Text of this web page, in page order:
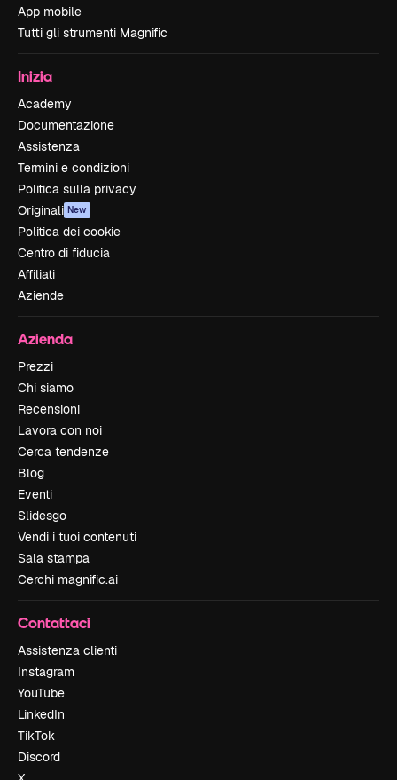
App mobile
Tutti gli strumenti Magnific
Inizia
Academy
Documentazione
Assistenza
Termini e condizioni
Politica sulla privacy
Originali New
Politica dei cookie
Centro di fiducia
Affiliati
Aziende
Azienda
Prezzi
Chi siamo
Recensioni
Lavora con noi
Cerca tendenze
Blog
Eventi
Slidesgo
Vendi i tuoi contenuti
Sala stampa
Cerchi magnific.ai
Contattaci
Assistenza clienti
Instagram
YouTube
LinkedIn
TikTok
Discord